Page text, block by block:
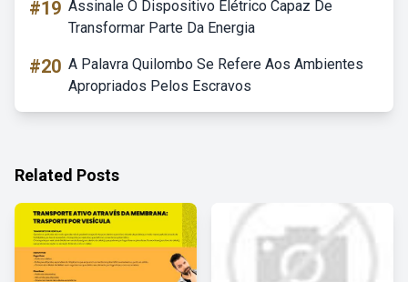
#19 Assinale O Dispositivo Elétrico Capaz De
Transformar Parte Da Energia
#20 A Palavra Quilombo Se Refere Aos Ambientes
Apropriados Pelos Escravos
Related Posts